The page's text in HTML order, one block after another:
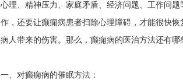
心理、精神压力、家庭矛盾、经济问题、工作问
作，还要让癫痫病患者扫除心理障碍，才能很快
病人带来的伤害。那么，癫痫病的医治方法还有哪
一、对癫痫病的催眠方法：